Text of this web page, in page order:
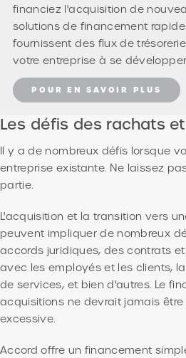
financiez l'acquisition de
solutions de financement
fournissent des flux de
votre entreprise à se
POUR EN SAVOIR PLUS
Les défis des rachats
Il y a de nombreux défis lorsque
entreprise existante. Ne laissez
partie.
L'acquisition et la transition vers
peuvent impliquer de nombreux
accords juridiques, des contrats
avec les employés et les clients,
de services, et bien d'autres. Le
acquisitions ne devrait jamais
excessive.
Accord offre un financement